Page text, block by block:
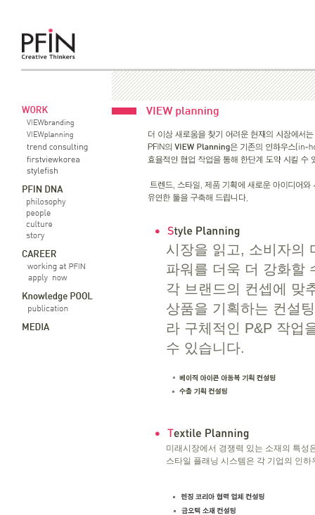
시장을 읽고, 소비자의
파워를 더욱 더 강화할
각 브랜드의 컨셉에 맞
상품을 기획하는 컨설
라 구체적인 P&P 작업
수 있습니다.
미래시장에서 경쟁력 있는 소재의 특성
스타일 플래닝 시스템은 각 기업의 인